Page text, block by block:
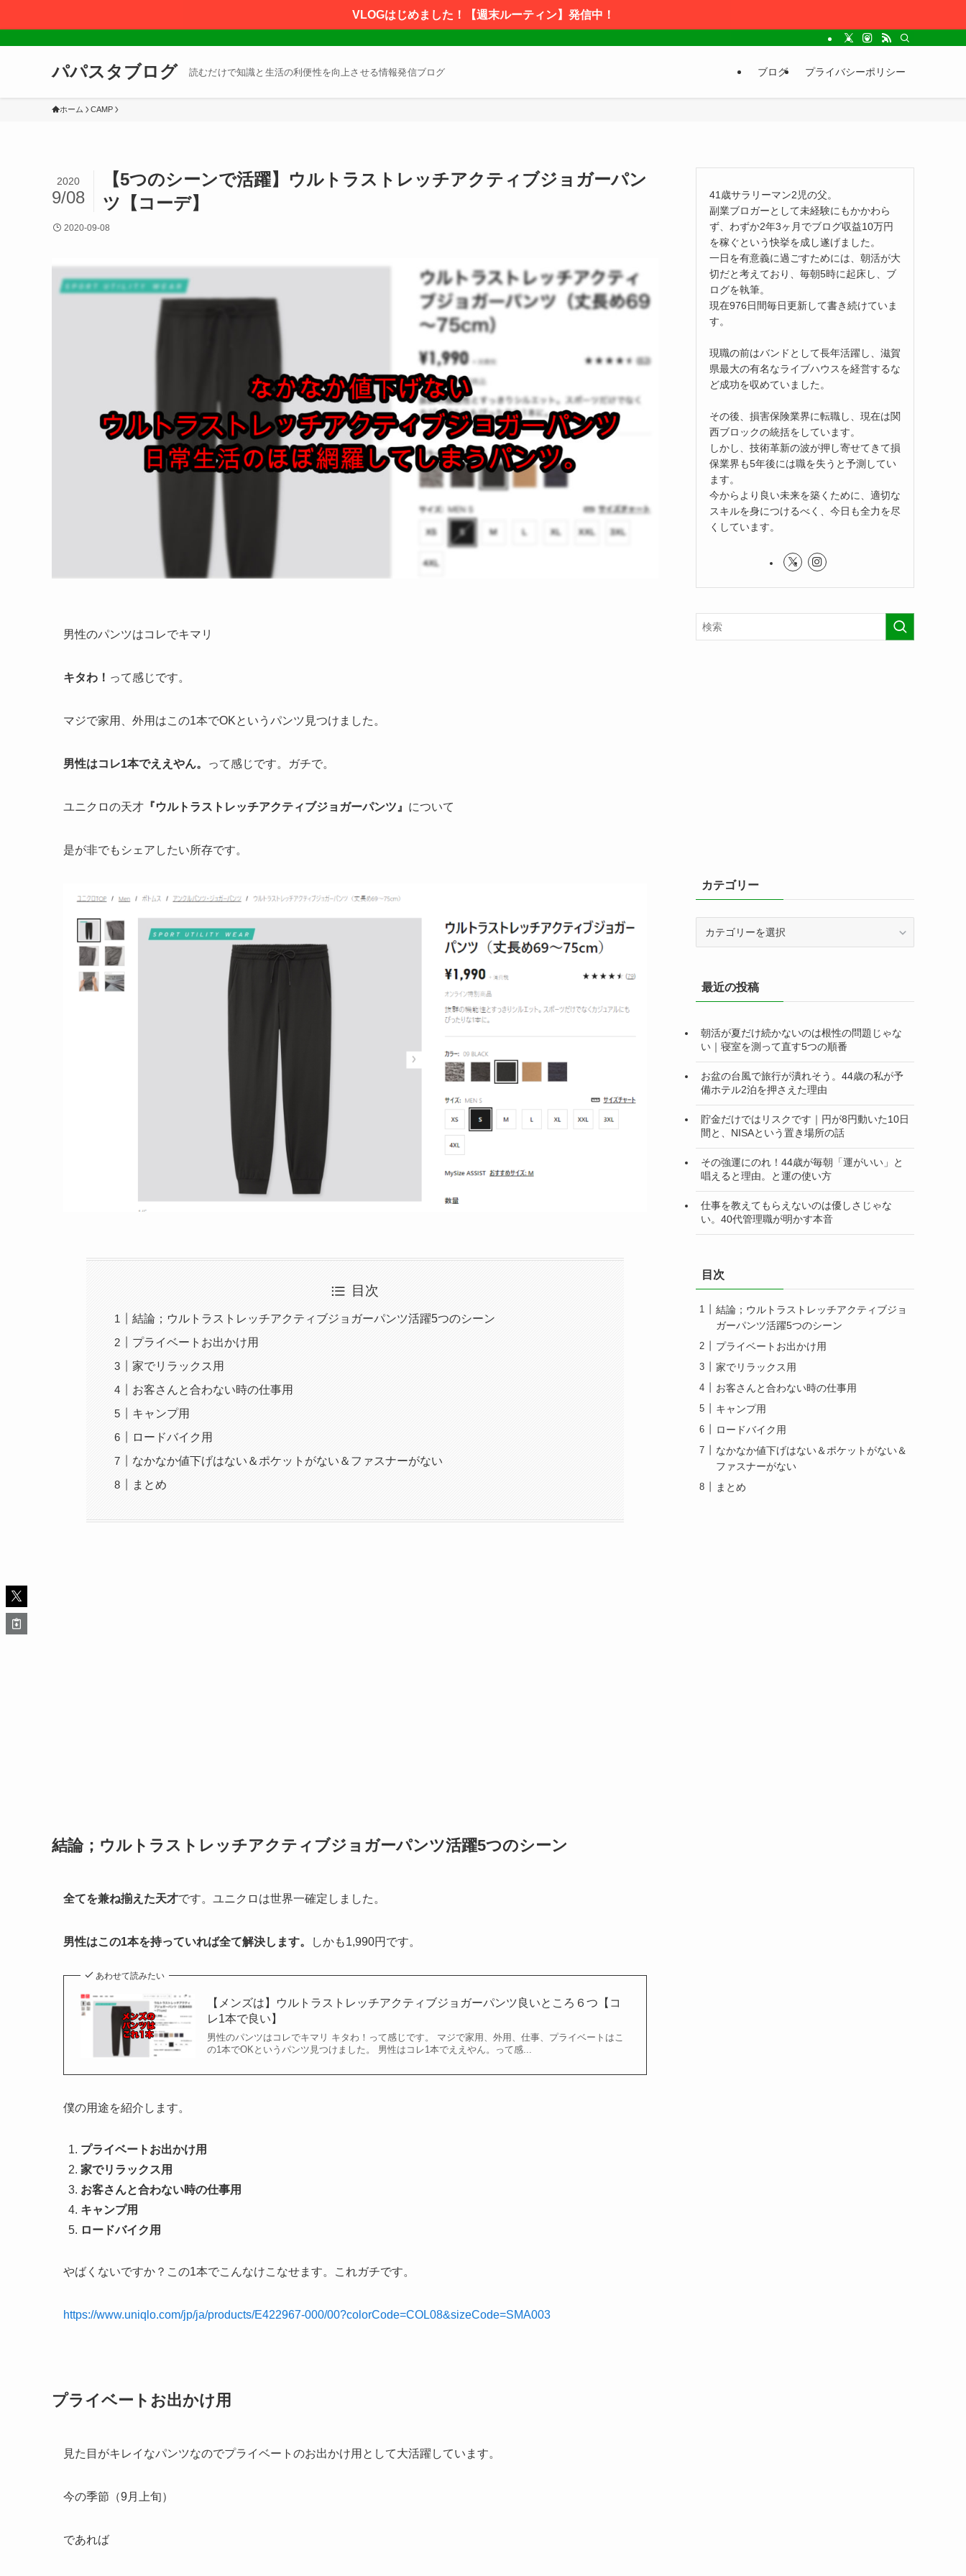
VLOGはじめました！【週末ルーティン】発信中！
パパスタブログ 読むだけで知識と生活の利便性を向上させる情報発信ブログ ブログ プライバシーポリシー
ホーム CAMP
【5つのシーンで活躍】ウルトラストレッチアクティブジョガーパン
ツ【コーデ】
2020
9/08
2020-09-08
男性のパンツはコレでキマリ
キタわ！ って感じです。
マジで家用、外用はこの1本でOKというパンツ見つけました。
男性はコレ1本でええやん。 って感じです。ガチで。
ユニクロの天才 『ウルトラストレッチアクティブジョガーパンツ』 について
是が非でもシェアしたい所存です。
目次
結論；ウルトラストレッチアクティブジョガーパンツ活躍5つのシーン
プライベートお出かけ用
家でリラックス用
お客さんと合わない時の仕事用
キャンプ用
ロードバイク用
なかなか値下げはない＆ポケットがない＆ファスナーがない
まとめ
結論；ウルトラストレッチアクティブジョガーパンツ活躍5つのシーン
全てを兼ね揃えた天才です。ユニクロは世界一確定しました。
男性はこの1本を持っていれば全て解決します。 しかも1,990円です。
あわせて読みたい
【メンズは】ウルトラストレッチアクティブジョガーパンツ良いところ６つ【コ
レ1本で良い】
男性のパンツはコレでキマリ キタわ！って感じです。 マジで家用、外用、仕事、プライベートはこ
の1本でOKというパンツ見つけました。 男性はコレ1本でええやん。って感...
僕の用途を紹介します。
プライベートお出かけ用
家でリラックス用
お客さんと合わない時の仕事用
キャンプ用
ロードバイク用
やばくないですか？この1本でこんなけこなせます。これガチです。
https://www.uniqlo.com/jp/ja/products/E422967-000/00?colorCode=COL08&sizeCode=SMA003
プライベートお出かけ用
見た目がキレイなパンツなのでプライベートのお出かけ用として大活躍しています。
今の季節（9月上旬）
であれば
41歳サラリーマン2児の父。
副業ブロガーとして未経験にもかかわら
ず、わずか2年3ヶ月でブログ収益10万円
を稼ぐという快挙を成し遂げました。
一日を有意義に過ごすためには、朝活が大
切だと考えており、毎朝5時に起床し、ブ
ログを執筆。
現在976日間毎日更新して書き続けていま
す。
現職の前はバンドとして長年活躍し、滋賀
県最大の有名なライブハウスを経営するな
ど成功を収めていました。
その後、損害保険業界に転職し、現在は関
西ブロックの統括をしています。
しかし、技術革新の波が押し寄せてきて損
保業界も5年後には職を失うと予測してい
ます。
今からより良い未来を築くために、適切な
スキルを身につけるべく、今日も全力を尽
くしています。
カテゴリー
ー最近の投稿
朝活が夏だけ続かないのは根性の問題じゃな
い｜寝室を測って直す5つの順番
お盆の台風で旅行が潰れそう。44歳の私が予
備ホテル2泊を押さえた理由
貯金だけではリスクです｜円が8円動いた10日
間と、NISAという置き場所の話
その強運にのれ！44歳が毎朝「運がいい」と
唱えると理由。と運の使い方
仕事を教えてもらえないのは優しさじゃな
い。40代管理職が明かす本音
目次
結論；ウルトラストレッチアクティブジョ
ガーパンツ活躍5つのシーン
プライベートお出かけ用
家でリラックス用
お客さんと合わない時の仕事用
キャンプ用
ロードバイク用
なかなか値下げはない＆ポケットがない＆
ファスナーがない
まとめ